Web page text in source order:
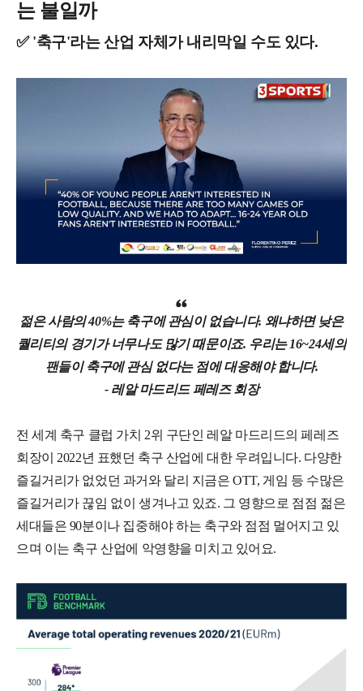
는 불일까
✅ '축구'라는 산업 자체가 내리막일 수도 있다.
젊은 사람의 40%는 축구에 관심이 없습니다. 왜냐하면 낮은
퀄리티의 경기가 너무나도 많기 때문이죠. 우리는 16~24세의
팬들이 축구에 관심 없다는 점에 대응해야 합니다.
- 레알 마드리드 페레즈 회장
전 세계 축구 클럽 가치 2위 구단인 레알 마드리드의 페레즈
회장이 2022년 표했던 축구 산업에 대한 우려입니다. 다양한
즐길거리가 없었던 과거와 달리 지금은 OTT, 게임 등 수많은
즐길거리가 끊임 없이 생겨나고 있죠. 그 영향으로 점점 젊은
세대들은 90분이나 집중해야 하는 축구와 점점 멀어지고 있
으며 이는 축구 산업에 악영향을 미치고 있어요.